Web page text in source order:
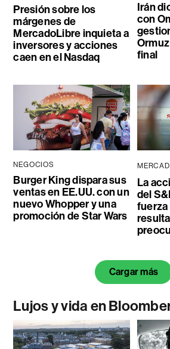
Presión sobre los
márgenes de
MercadoLibre inquieta a
inversores y acciones
caen en el Nasdaq
Irán
con
final
NEGOCIOS
Burger King dispara sus
ventas en EE.UU. con un
nuevo Whopper y una
promoción de Star Wars
La
del
fuerza
Cargar más
Lujos y vida en